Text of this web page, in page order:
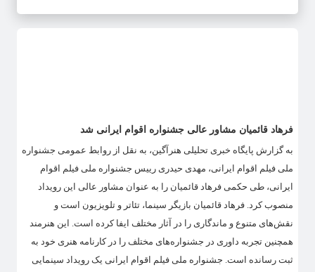
فرهاد قائمیان مشاور عالی جشنواره اقوام ایرانی شد
به گزارش پایگاه خبری تحلیلی هنرآگین، به نقل از روابط عمومی جشنواره
ملی فیلم اقوام ایرانی، مهدی حیدری رییس جشنواره ملی فیلم اقوام
ایرانی، طی حکمی فرهاد قائمیان را به عنوان مشاور عالی این رویداد
منصوب کرد. فرهاد قائمیان بازیگر سینما، تئاتر و تلویزیون است و
نقش‌های متنوع و ماندگاری را در آثار مختلف ایفا کرده است. این هنرمند
همچنین تجربه داوری در جشنواره‌های مختلف را در کارنامه هنری خود به
ثبت رسانده است. جشنواره ملی فیلم اقوام ایرانی یک رویداد سینمایی